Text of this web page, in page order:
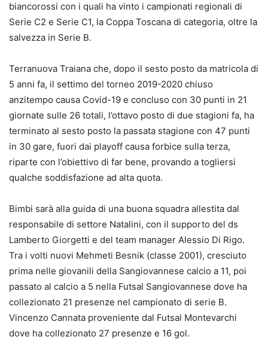
biancorossi con i quali ha vinto i campionati regionali di
Serie C2 e Serie C1, la Coppa Toscana di categoria, oltre la
salvezza in Serie B.
Terranuova Traiana che, dopo il sesto posto da matricola di
5 anni fa, il settimo del torneo 2019-2020 chiuso
anzitempo causa Covid-19 e concluso con 30 punti in 21
giornate sulle 26 totali, l’ottavo posto di due stagioni fa, ha
terminato al sesto posto la passata stagione con 47 punti
in 30 gare, fuori dai playoff causa forbice sulla terza,
riparte con l’obiettivo di far bene, provando a togliersi
qualche soddisfazione ad alta quota.
Bimbi sarà alla guida di una buona squadra allestita dal
responsabile di settore Natalini, con il supporto del ds
Lamberto Giorgetti e del team manager Alessio Di Rigo.
Tra i volti nuovi Mehmeti Besnik (classe 2001), cresciuto
prima nelle giovanili della Sangiovannese calcio a 11, poi
passato al calcio a 5 nella Futsal Sangiovannese dove ha
collezionato 21 presenze nel campionato di serie B.
Vincenzo Cannata proveniente dal Futsal Montevarchi
dove ha collezionato 27 presenze e 16 gol.